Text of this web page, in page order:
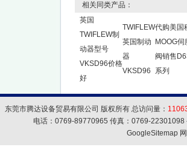
相关同类产品：
英国
TWIFLEW制
动器型号
VKSD96价格
好
TWIFLEW
英国制动
器
VKSD96
代购美国
MOOG伺
阀销售
系列
东莞市腾达设备贸易有限公司 版权所有 总访问量：
电话：0769-89770965 传真：0769-
GoogleSitemap网